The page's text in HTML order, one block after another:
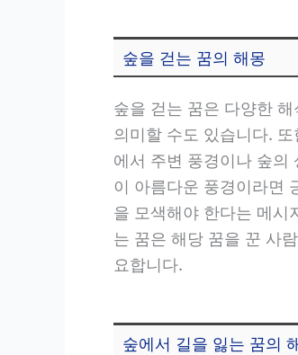
숲을 걷는 꿈의 해몽
숲을 걷는 꿈은 다양한
의미할 수도 있습니다.
에서 주변 풍경이나 숲의
이 아름다운 풍경이라면
을 모색해야 한다는 메시
는 꿈은 해당 꿈을 꾼 사
요합니다.
숲에서 길을 잃는 꿈의